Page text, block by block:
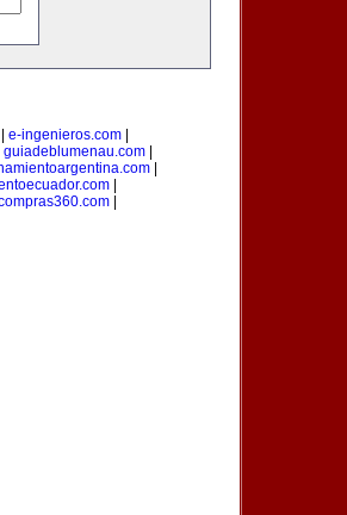
e-ingenieros.com|
guiadeblumenau.com
|